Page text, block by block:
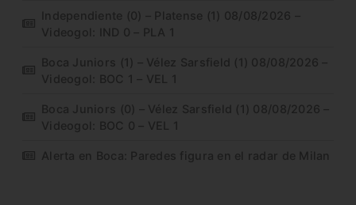
Independiente (0) – Platense (1) 08/08/2026 –
Videogol: IND 0 – PLA 1
Boca Juniors (1) – Vélez Sarsfield (1) 08/08/2026 –
Videogol: BOC 1 – VEL 1
Boca Juniors (0) – Vélez Sarsfield (1) 08/08/2026 –
Videogol: BOC 0 – VEL 1
Alerta en Boca: Paredes figura en el radar de Milan